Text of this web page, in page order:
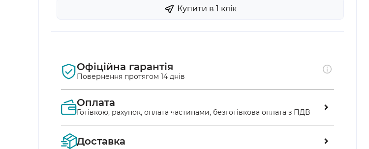
Купити в 1 клiк
Офіційна гарантія
Повернення протягом 14 днів
Оплата
Готівкою, рахунок, оплата частинами, безготівкова оплата з ПДВ
Ви маєте можливість перевірити замовлення перед оплатою
Доставка